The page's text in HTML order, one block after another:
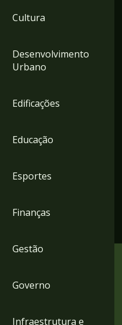
Cultura
Desenvolvimento
Urbano
Edificações
Educação
Esportes
Finanças
Gestão
Governo
Infraestrutura e